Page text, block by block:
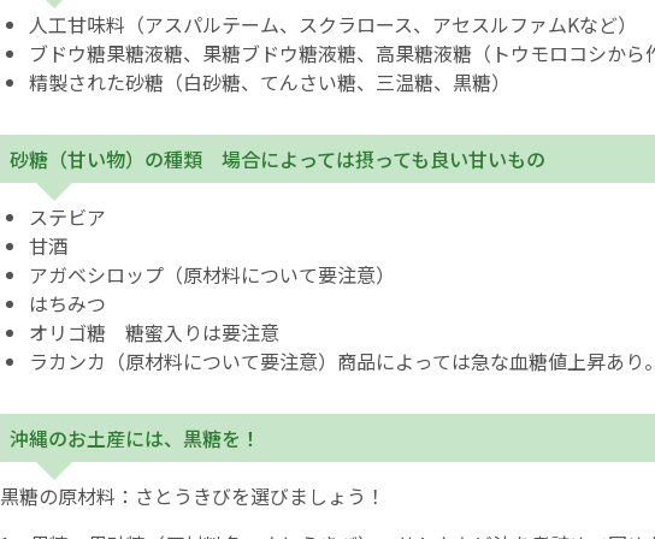
人工甘味料（アスパルテーム、スクラロース、アセスルファムKなど）
ブドウ糖果糖液糖、果糖ブドウ糖液糖、高果糖液糖（トウモロコシから
精製された砂糖（白砂糖、てんさい糖、三温糖、黒糖）
砂糖（甘い物）の種類 場合によっては摂っても良い甘いもの
ステビア
甘酒
アガベシロップ（原材料について要注意）
はちみつ
オリゴ糖 糖蜜入りは要注意
ラカンカ（原材料について要注意）商品によっては急な血糖値上昇あり。
沖縄のお土産には、黒糖を！
黒糖の原材料：さとうきびを選びましょう！